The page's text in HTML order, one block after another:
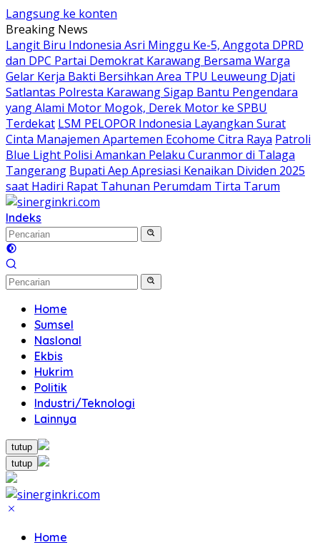
Langsung ke konten
Breaking News
Langit Biru Indonesia Asri Minggu Ke-5, Anggota DPRD
dan DPC Partai Demokrat Karawang Bersama Warga
Gelar Kerja Bakti Bersihkan Area TPU Leuweung Djati
Satlantas Polresta Karawang Sigap Bantu Pengendara
yang Alami Motor Mogok, Derek Motor ke SPBU
Terdekat LSM PELOPOR Indonesia Layangkan Surat
Cinta Manajemen Apartemen Ecohome Citra Raya Patroli
Blue Light Polisi Amankan Pelaku Curanmor di Talaga
Tangerang Bupati Aep Apresiasi Kenaikan Dividen 2025
saat Hadiri Rapat Tahunan Perumdam Tirta Tarum
Indeks
Home
Sumsel
NasIonal
Ekbis
Hukrim
Politik
Industri/Teknologi
Lainnya
tutup
tutup
Home